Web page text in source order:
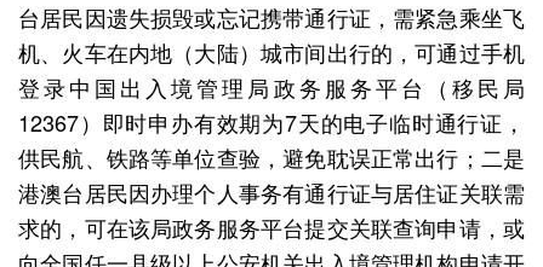
台居民因遗失损毁或忘记携带通行证，需紧急乘坐飞
机、火车在内地（大陆）城市间出行的，可通过手机
登录中国出入境管理局政务服务平台（移民局
12367）即时申办有效期为7天的电子临时通行证，
供民航、铁路等单位查验，避免耽误正常出行；二是
港澳台居民因办理个人事务有通行证与居住证关联需
求的，可在该局政务服务平台提交关联查询申请，或